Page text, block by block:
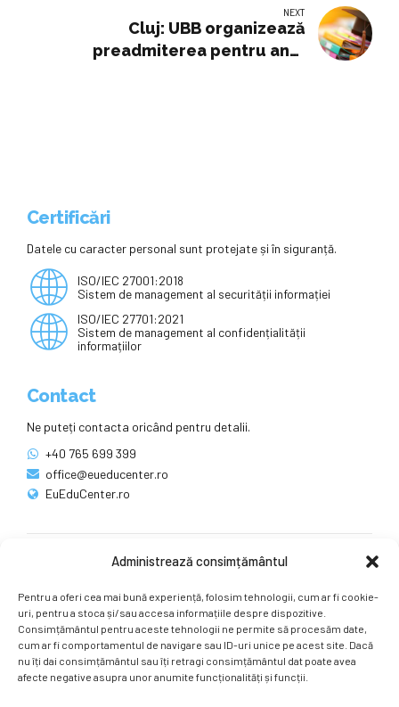
Administrează consimțământul
Pentru a oferi cea mai bună experiență, folosim tehnologii, cum ar fi cookie-
uri, pentru a stoca și/sau accesa informațiile despre dispozitive.
Consimțământul pentru aceste tehnologii ne permite să procesăm date,
cum ar fi comportamentul de navigare sau ID-uri unice pe acest site. Dacă
nu îți dai consimțământul sau îți retragi consimțământul dat poate avea
afecte negative asupra unor anumite funcționalități și funcții.
NEXT
Cluj: UBB organizează
preadmiterea pentru anul
Certificări
Datele cu caracter personal sunt protejate și în siguranță.
ISO/IEC 27001:2018
Sistem de management al securității informației
ISO/IEC 27701:2021
Sistem de management al confidențialității
informațiilor
Contact
Ne puteți contacta oricând pentru detalii.
+40 765 699 399
office@eueducenter.ro
EuEduCenter.ro
Ne puteți găsi și pe rețelele sociale.